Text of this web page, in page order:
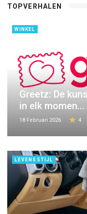
TOPVERHALEN
WINKEL
Greetz: De
in elk momen...
18 Februari 2026 4
LEVENSSTIJL